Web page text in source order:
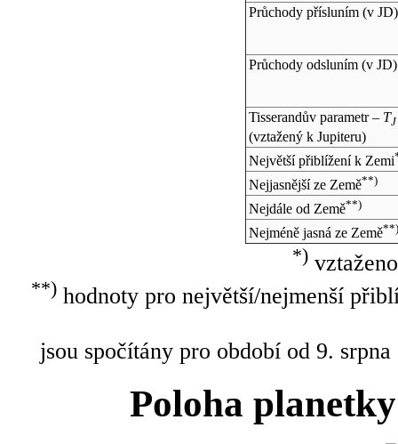
Průchody přísluním (v JD)
Průchody odsluním (v JD)
Tisserandův parametr – TJ
(vztažený k Jupiteru)
Největší přiblížení k Zemi
Nejjasnější ze Země**)
Nejdále od Země**)
Nejméně jasná ze Země**)
*)
**)hodnoty pro největší/nejmenší
jsou spočítány pro období od 9.
Poloha